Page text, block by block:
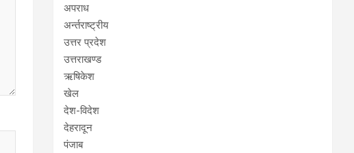
अपराध
अर्न्तराष्ट्रीय
उत्तर प्रदेश
उत्तराखण्ड
ऋषिकेश
खेल
देश-विदेश
देहरादून
पंजाब